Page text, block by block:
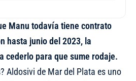
Manu todavía tiene contrato
hasta junio del 2023, la
cederlo para que sume rodaje.
Aldosivi de Mar del Plata es uno